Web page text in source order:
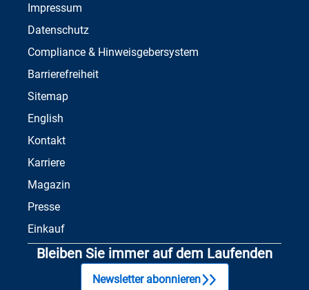
Impressum
Datenschutz
Compliance & Hinweisgebersystem
Barrierefreiheit
Sitemap
English
Kontakt
Karriere
Magazin
Presse
Einkauf